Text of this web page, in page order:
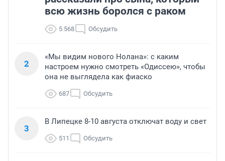
всю жизнь боролся с раком
5 568 Обсудить
2
«Мы видим нового Нолана»: с каким
настроем нужно смотреть «Одиссею», чтобы
она не выглядела как фиаско
687 Обсудить
3
В Липецке 8-10 августа отключат воду и свет
511 Обсудить